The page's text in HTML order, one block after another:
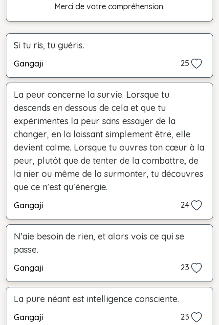
Merci de votre compréhension.
Si tu ris, tu guéris.
Gangaji 25
La peur concerne la survie. Lorsque tu
descends en dessous de cela et que tu
expérimentes la peur sans essayer de la
changer, en la laissant simplement être, elle
devient calme. Lorsque tu ouvres ton cœur à la
peur, plutôt que de tenter de la combattre, de
la nier ou même de la surmonter, tu découvres
que ce n'est qu'énergie.
Gangaji 24
N'aie besoin de rien, et alors vois ce qui se
passe.
Gangaji 23
La pure néant est intelligence consciente.
Gangaji 23